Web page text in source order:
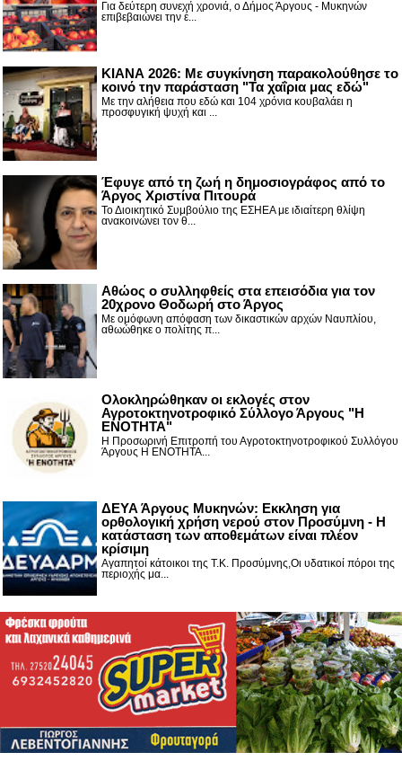
Για δεύτερη συνεχή χρονιά, ο Δήμος Άργους - Μυκηνών
επιβεβαιώνει την έ...
ΚΙΑΝΑ 2026: Με συγκίνηση παρακολούθησε το
κοινό την παράσταση "Τα χαΐρια μας εδώ"
Με την αλήθεια που εδώ και 104 χρόνια κουβαλάει η
προσφυγική ψυχή και ...
Έφυγε από τη ζωή η δημοσιογράφος από το
Άργος Χριστίνα Πιτουρά
Το Διοικητικό Συμβούλιο της ΕΣΗΕΑ με ιδιαίτερη θλίψη
ανακοινώνει τον θ...
Αθώος ο συλληφθείς στα επεισόδια για τον
20χρονο Θοδωρή στο Άργος
Με ομόφωνη απόφαση των δικαστικών αρχών Ναυπλίου,
αθωώθηκε ο πολίτης π...
Ολοκληρώθηκαν οι εκλογές στον
Αγροτοκτηνοτροφικό Σύλλογο Άργους "Η
ΕΝΟΤΗΤΑ"
Η Προσωρινή Επιτροπή του Αγροτοκτηνοτροφικού Συλλόγου
Άργους Η ΕΝΟΤΗΤΑ...
ΔΕΥΑ Άργους Μυκηνών: Εκκληση για
ορθολογική χρήση νερού στον Προσύμνη - Η
κατάσταση των αποθεμάτων είναι πλέον
κρίσιμη
Αγαπητοί κάτοικοι της Τ.Κ. Προσύμνης,Οι υδατικοί πόροι της
περιοχής μα...